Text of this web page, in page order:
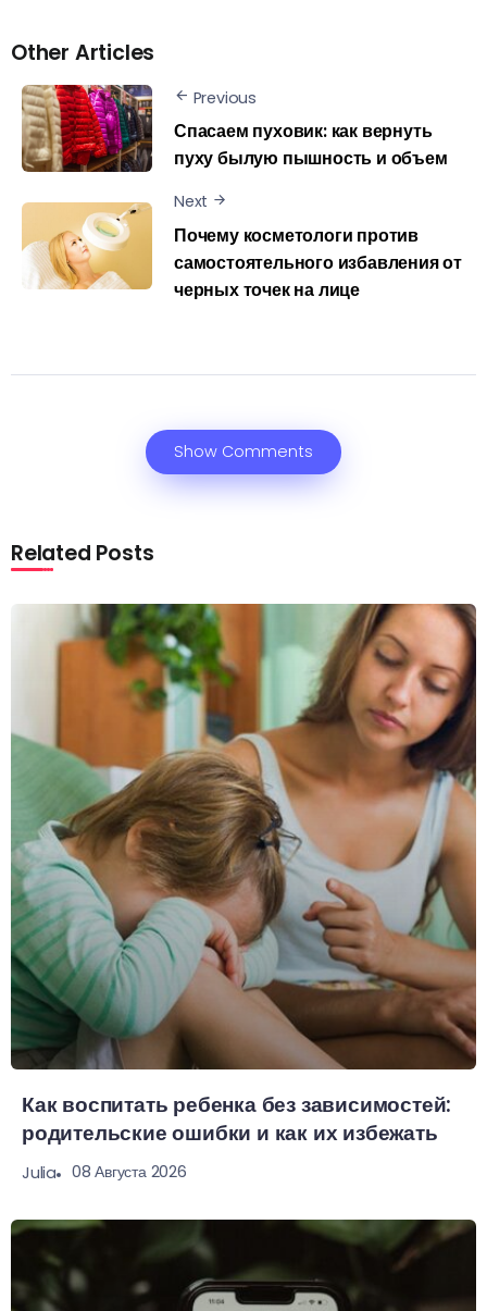
Other Articles
Previous
Спасаем пуховик: как вернуть
пуху былую пышность и объем
Next
Почему косметологи против
самостоятельного избавления от
черных точек на лице
Show Comments
Related Posts
Как воспитать ребенка без зависимостей:
родительские ошибки и как их избежать
Julia 08 Августа 2026